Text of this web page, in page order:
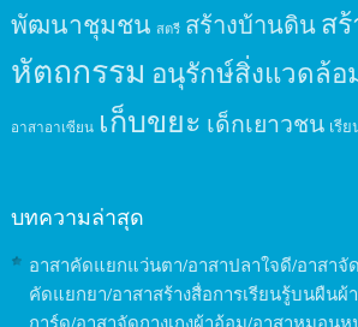
พัฒนาชุมชน สตรี สร้างบ้านดินส
หัตถกรรม อนุรักษ์สิ่งแวดล้อ
อาสาอาเซียน เก็บขยะ เด็กเยาวชน เรี
บทความล่าสุด
อาสาคัดแยกแว่นตา/อาสาปลาใจดี/อาสาจั
คัดแยกยา/อาสาสร้างสื่อการเรียนรู้บนผืน